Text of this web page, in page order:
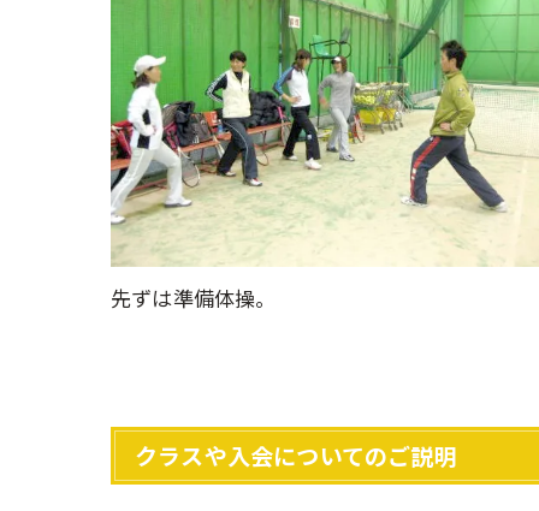
先ずは準備体操。
クラスや入会についてのご説明